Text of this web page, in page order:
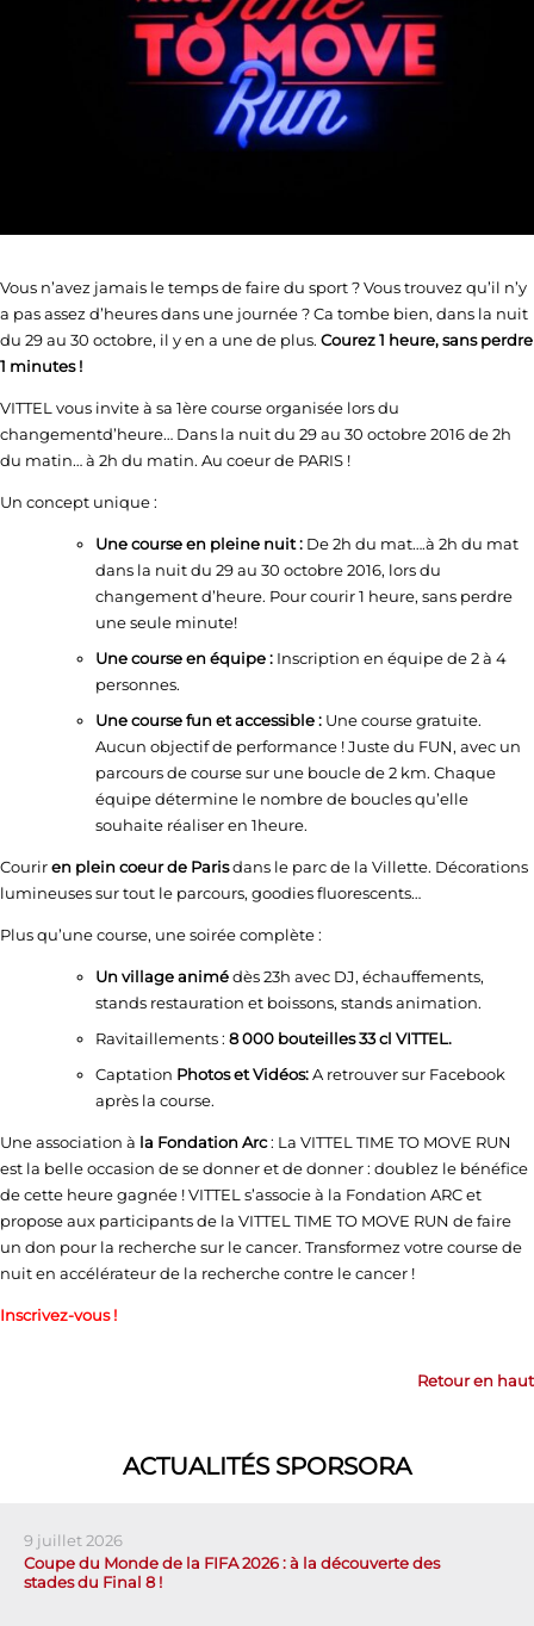
Vous n’avez jamais le temps de faire du sport ? Vous trouvez qu’il n’y
a pas assez d’heures dans une journée ? Ca tombe bien, dans la nuit
du 29 au 30 octobre, il y en a une de plus. Courez 1 heure, sans perdre
1 minutes !
VITTEL vous invite à sa 1ère course organisée lors du
changementd’heure… Dans la nuit du 29 au 30 octobre 2016 de 2h
du matin… à 2h du matin. Au coeur de PARIS !
Un concept unique :
Une course en pleine nuit : De 2h du mat….à 2h du mat
dans la nuit du 29 au 30 octobre 2016, lors du
changement d’heure. Pour courir 1 heure, sans perdre
une seule minute!
Une course en équipe : Inscription en équipe de 2 à 4
personnes.
Une course fun et accessible : Une course gratuite.
Aucun objectif de performance ! Juste du FUN, avec un
parcours de course sur une boucle de 2 km. Chaque
équipe détermine le nombre de boucles qu’elle
souhaite réaliser en 1heure.
Couriren plein coeur de Parisdans le parc de la Villette. Décorations
lumineuses sur tout le parcours, goodies fluorescents…
Plus qu’une course, une soirée complète :
Un village animédès 23h avec DJ, échauffements,
stands restauration et boissons, stands animation.
Ravitaillements : 8 000 bouteilles 33 cl VITTEL.
Captation Photos et Vidéos:A retrouver sur Facebook
après la course.
Une association à la Fondation Arc: La VITTEL TIME TO MOVE RUN
est la belle occasion de se donner et de donner : doublez le bénéfice
de cette heure gagnée ! VITTEL s’associe à la Fondation ARC et
propose aux participants de la VITTEL TIME TO MOVE RUN de faire
un don pour la recherche sur le cancer. Transformez votre course de
nuit en accélérateur de la recherche contre le cancer !
Inscrivez-vous !
Retour en haut
ACTUALITÉS SPORSORA
9 juillet 2026
Coupe du Monde de la FIFA 2026 : à la découverte des
stades du Final 8 !